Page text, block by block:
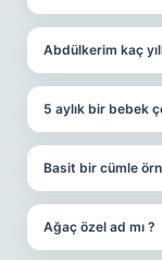
Abdülkerim kaç
5 aylık bir bebek
Basit bir cümle
Ağaç özel ad mı ?